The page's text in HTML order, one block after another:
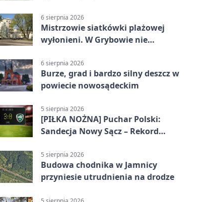
6 sierpnia 2026
Mistrzowie siatkówki plażowej
wyłonieni. W Grybowie nie
6 sierpnia 2026
Burze, grad i bardzo silny deszcz w
powiecie nowosądeckim
5 sierpnia 2026
[PIŁKA NOŻNA] Puchar Polski:
Sandecja Nowy Sącz – Rekord
5 sierpnia 2026
Budowa chodnika w Jamnicy
przyniesie utrudnienia na drodze